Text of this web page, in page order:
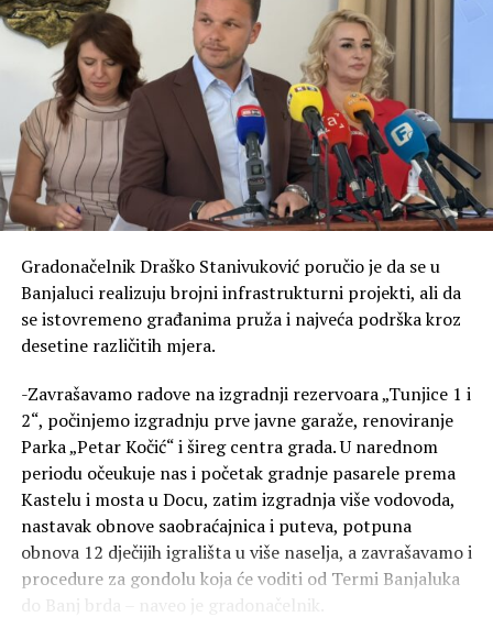
neophodno da konačno riješimo i pitanje
povezivanja radnog staža za desetine hiljada
obespravljenih naših sunarodnika iz Republike
Srpske Krajine
, kojima se i dalje ne priznaju četiri
godine radnog staža. To je pitanje pravde, dostojanstva i
jednakog odnosa prema ljudima koji su pretrpjeli
ogromnu žrtvu – poručio je Borenović.
Sjećanje nije poziv na mržnju, već naša obaveza prema
–Samo narod koji pamti svoju istoriju može graditi
budućnost zasnovanu na miru, pravdi, dostojanstvu i
međusobnom poštovanju
nevino stradalim – zaključio je Borenović.
Gradonačelnik Draško Stanivuković poručio je da se u
Banjaluci realizuju brojni infrastrukturni projekti, ali da
se istovremeno građanima pruža i najveća podrška kroz
desetine različitih mjera.
-Zavrašavamo radove na izgradnji rezervoara „Tunjice 1 i
2“, počinjemo izgradnju prve javne garaže, renoviranje
Parka „Petar Kočić“ i šireg centra grada. U narednom
periodu očeukuje nas i početak gradnje pasarele prema
Kastelu i mosta u Docu, zatim izgradnja više vodovoda,
nastavak obnove saobraćajnica i puteva, potpuna
obnova 12 dječijih igrališta u više naselja, a zavrašavamo i
procedure za gondolu koja će voditi od Termi Banjaluka
do Banj brda – naveo je gradonačelnik.